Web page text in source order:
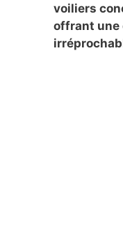
voiliers
offrant une